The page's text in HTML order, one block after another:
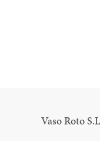
Vaso Roto